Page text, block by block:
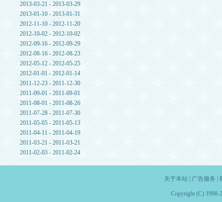
2013-03-21 - 2013-03-29
2013-01-10 - 2013-01-31
2012-11-10 - 2012-11-20
2012-10-02 - 2012-10-02
2012-09-16 - 2012-09-29
2012-08-16 - 2012-08-23
2012-05-12 - 2012-05-25
2012-01-01 - 2012-01-14
2011-12-23 - 2011-12-30
2011-09-01 - 2011-09-01
2011-08-01 - 2011-08-26
2011-07-28 - 2011-07-30
2011-05-05 - 2011-05-13
2011-04-11 - 2011-04-19
2011-03-21 - 2011-03-21
2011-02-03 - 2011-02-24
关于本站| 广告服务
Copyright (C) 1998-